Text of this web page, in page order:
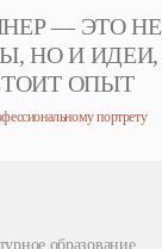
— ЭТО НЕ
НО И ИДЕИ,
ОПЫТ
портрету
образование